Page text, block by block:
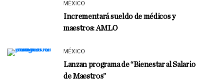
MÉXICO
Incrementará sueldo de médicos y
maestros: AMLO
MÉXICO
Lanzan programa de “Bienestar al Salario
de Maestros”